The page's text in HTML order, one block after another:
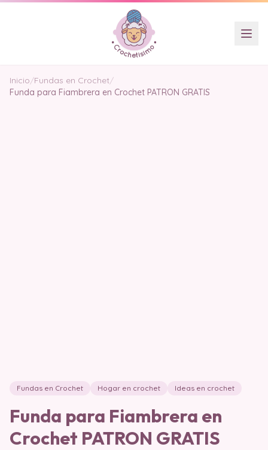
Inicio/Fundas en Crochet/
Funda para Fiambrera en Crochet PATRON GRATIS
Fundas en Crochet Hogar en crochet Ideas en crochet
Funda para Fiambrera en
Crochet PATRON GRATIS